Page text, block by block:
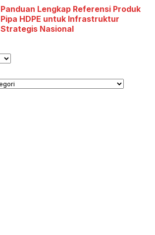
Panduan Lengkap Referensi Produk
Pipa HDPE untuk Infrastruktur
Strategis Nasional